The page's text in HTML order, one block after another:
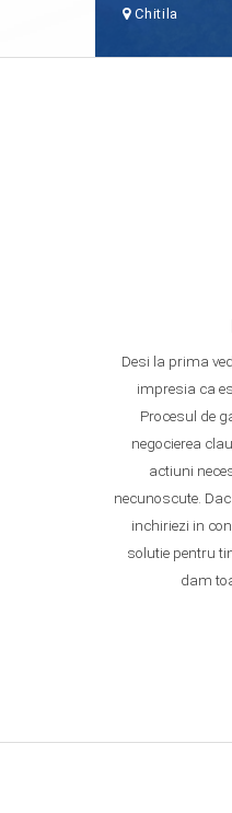
Chitila
Desi la prima
impresia ca
Procesul de
negocierea
actiuni
necunoscute.
inchiriezi in
solutie pentru
dam